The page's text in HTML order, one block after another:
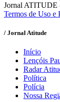
Jornal ATITUDE
Termos de Uso e
/ Jornal Atitude
Início
Lençóis
Radar
Política
Polícia
Nossa